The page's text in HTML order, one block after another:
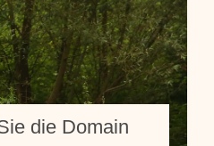
die Domain